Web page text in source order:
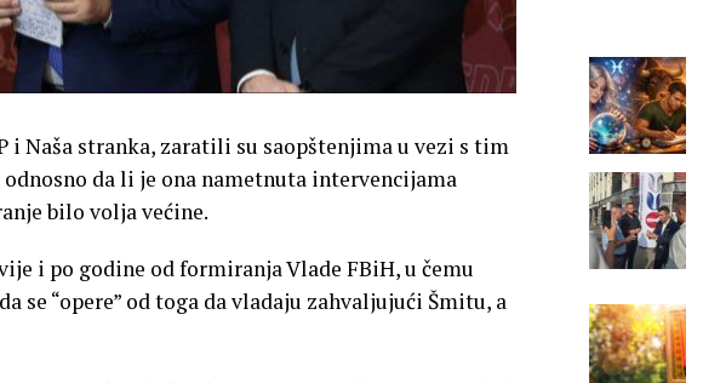
i Naša stranka, zaratili su saopštenjima u vezi s tim
da li je ona nametnuta intervencijama
bilo volja većine.
i po godine od formiranja Vlade FBiH, u čemu
“opere” od toga da vladaju zahvaljujući Šmitu, a